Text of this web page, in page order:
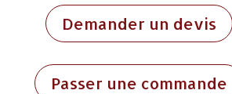
Demander un devis
Passer une commande